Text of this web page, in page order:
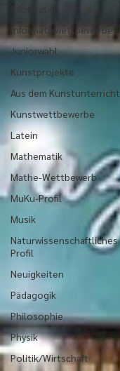
Informatikwettbewerbe
Juniorwahl
Kunstprojekte
Aus dem Kunstunterricht
Kunstwettbewerbe
Latein
Mathematik
Mathe-Wettbewerb
MuKu-Profil
Musik
Naturwissenschaftliches
Profil
Neuigkeiten
Pädagogik
Philosophie
Physik
Politik/Wirtschaft